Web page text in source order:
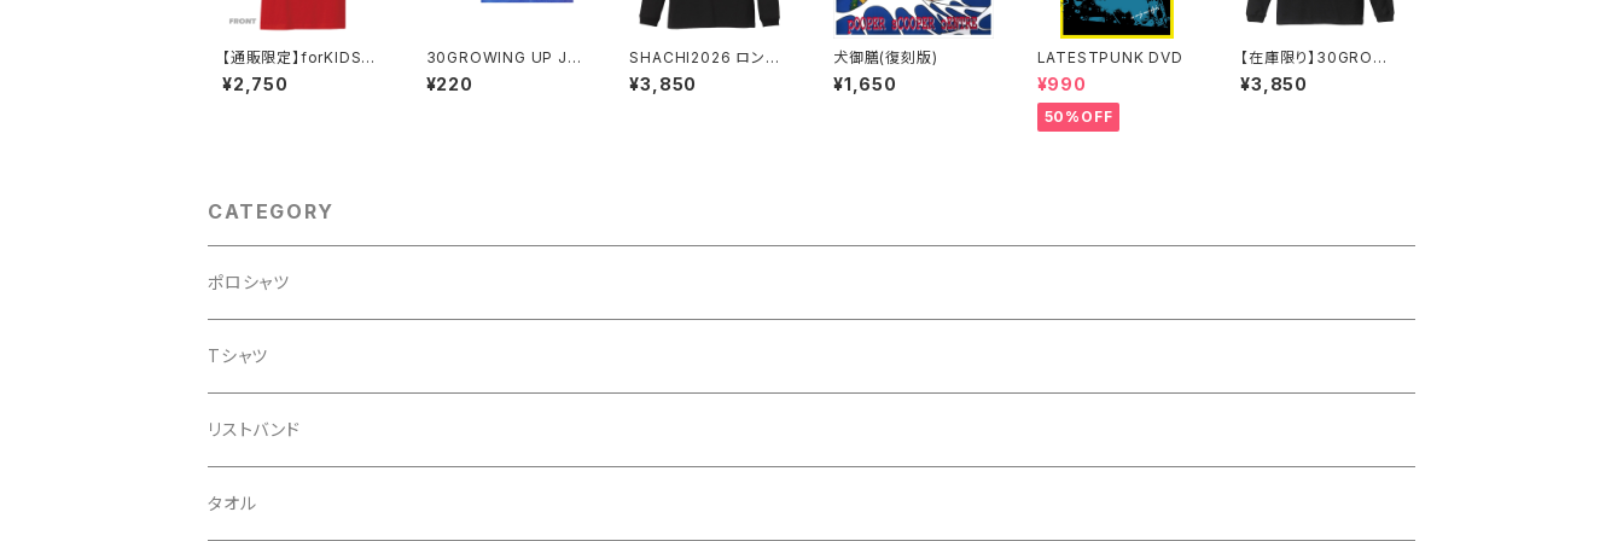
【通販限定】forKIDSＴ
シャツ(赤)
¥2,750
30GROWING UP JA
PAN TOUR2024 ツア
ーステッカー＆缶バッヂ
¥220
SHACHI2026 ロング
スリーブシャツ 黒
¥3,850
犬御膳(復刻版)
¥1,650
LATESTPUNK DVD
¥990
50%OFF
【在庫限り】30GROWI
NG UPツアーロングス
¥3,850
CATEGORY
ポロシャツ
Tシャツ
リストバンド
タオル